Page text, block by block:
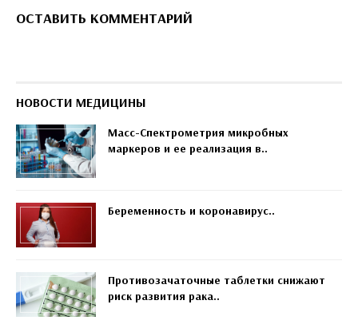
ОСТАВИТЬ КОММЕНТАРИЙ
НОВОСТИ МЕДИЦИНЫ
Масс-Спектрометрия микробных
маркеров и ее реализация в..
Беременность и коронавирус..
Противозачаточные таблетки снижают
риск развития рака..